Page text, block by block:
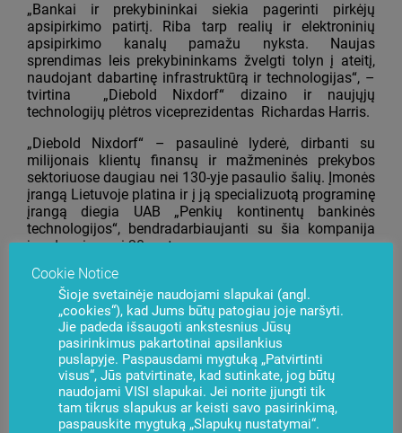
„Bankai ir prekybininkai siekia pagerinti pirkėjų
apsipirkimo patirtį. Riba tarp realių ir elektroninių
apsipirkimo kanalų pamažu nyksta. Naujas
sprendimas leis prekybininkams žvelgti tolyn į ateitį,
naudojant dabartinę infrastruktūrą ir technologijas“, –
tvirtina „Diebold Nixdorf“ dizaino ir naujųjų
technologijų plėtros viceprezidentas Richardas Harris.
„Diebold Nixdorf“ – pasaulinė lyderė, dirbanti su
milijonais klientų finansų ir mažmeninės prekybos
sektoriuose daugiau nei 130-yje pasaulio šalių. Įmonės
įrangą Lietuvoje platina ir į ją specializuotą programinę
įrangą diegia UAB „Penkių kontinentų bankinės
technologijos“, bendradarbiaujanti su šia kompanija
jau daugiau nei 20 metų.
Kilo klausimų? Susisiekite su mumis
Cookie Notice
Šioje svetainėje naudojami slapukai (angl.
„cookies“), kad Jums būtų patogiau joje naršyti.
Jie padeda išsaugoti ankstesnius Jūsų
pasirinkimus pakartotinai apsilankius
puslapyje. Paspausdami mygtuką „Patvirtinti
visus“, Jūs patvirtinate, kad sutinkate, jog būtų
naudojami VISI slapukai. Jei norite įjungti tik
tam tikrus slapukus ar keisti savo pasirinkimą,
paspauskite mygtuką „Slapukų nustatymai“.